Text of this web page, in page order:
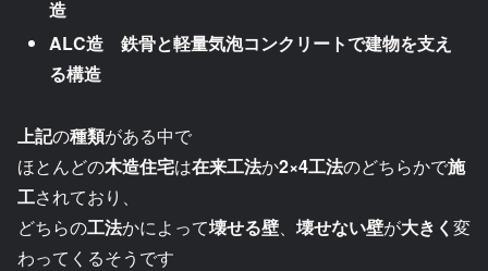
造
ALC造
鉄骨と軽量気泡コンクリートで建物を支え
る構造
上記の種類がある中で
ほとんどの木造住宅は在来工法か2×4工法のどちらかで施
工されており、
どちらの工法かによって壊せる壁、 壊せない壁が大きく 変
わってくるそうです